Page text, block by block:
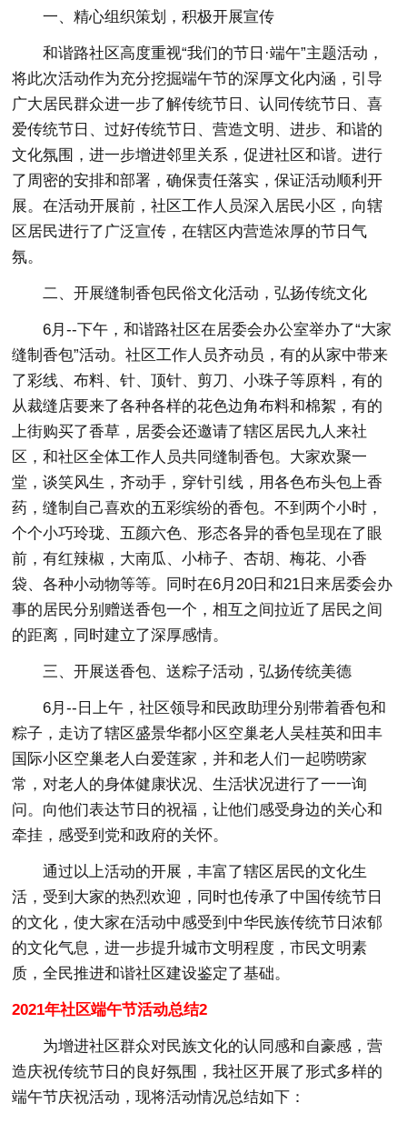
一、精心组织策划，积极开展宣传
和谐路社区高度重视“我们的节日·端午”主题活动，
将此次活动作为充分挖掘端午节的深厚文化内涵，引导
广大居民群众进一步了解传统节日、认同传统节日、喜
爱传统节日、过好传统节日、营造文明、进步、和谐的
文化氛围，进一步增进邻里关系，促进社区和谐。进行
了周密的安排和部署，确保责任落实，保证活动顺利开
展。在活动开展前，社区工作人员深入居民小区，向辖
区居民进行了广泛宣传，在辖区内营造浓厚的节日气
氛。
二、开展缝制香包民俗文化活动，弘扬传统文化
6月--下午，和谐路社区在居委会办公室举办了“大家
缝制香包”活动。社区工作人员齐动员，有的从家中带来
了彩线、布料、针、顶针、剪刀、小珠子等原料，有的
从裁缝店要来了各种各样的花色边角布料和棉絮，有的
上街购买了香草，居委会还邀请了辖区居民九人来社
区，和社区全体工作人员共同缝制香包。大家欢聚一
堂，谈笑风生，齐动手，穿针引线，用各色布头包上香
药，缝制自己喜欢的五彩缤纷的香包。不到两个小时，
个个小巧玲珑、五颜六色、形态各异的香包呈现在了眼
前，有红辣椒，大南瓜、小柿子、杏胡、梅花、小香
袋、各种小动物等等。同时在6月20日和21日来居委会办
事的居民分别赠送香包一个，相互之间拉近了居民之间
的距离，同时建立了深厚感情。
三、开展送香包、送粽子活动，弘扬传统美德
6月--日上午，社区领导和民政助理分别带着香包和
粽子，走访了辖区盛景华都小区空巢老人吴桂英和田丰
国际小区空巢老人白爱莲家，并和老人们一起唠唠家
常，对老人的身体健康状况、生活状况进行了一一询
问。向他们表达节日的祝福，让他们感受身边的关心和
牵挂，感受到党和政府的关怀。
通过以上活动的开展，丰富了辖区居民的文化生
活，受到大家的热烈欢迎，同时也传承了中国传统节日
的文化，使大家在活动中感受到中华民族传统节日浓郁
的文化气息，进一步提升城市文明程度，市民文明素
质，全民推进和谐社区建设鉴定了基础。
2021年社区端午节活动总结2
为增进社区群众对民族文化的认同感和自豪感，营
造庆祝传统节日的良好氛围，我社区开展了形式多样的
端午节庆祝活动，现将活动情况总结如下：